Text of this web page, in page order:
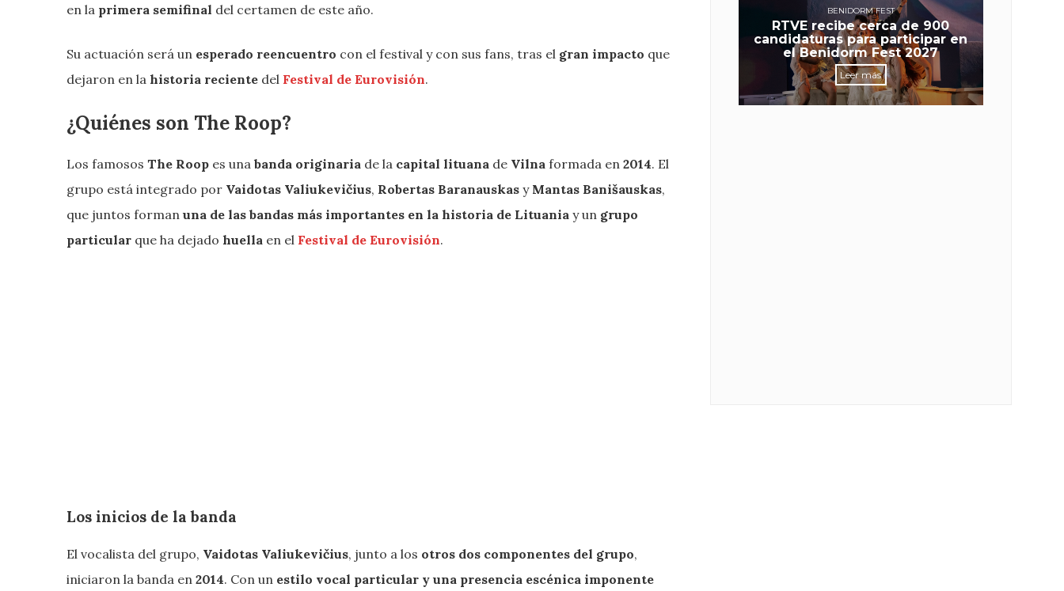
en la primera semifinal del certamen de este año.
Su actuación será un esperado reencuentro con el festival y con sus fans, tras el gran impacto que
dejaron en la historia reciente del Festival de Eurovisión.
¿Quiénes son The Roop?
Los famosos The Roop es una banda originaria de la capital lituana de Vilna formada en 2014. El
grupo está integrado por Vaidotas Valiukevičius, Robertas Baranauskas y Mantas Banišauskas,
que juntos forman una de las bandas más importantes en la historia de Lituania y un grupo
particular que ha dejado huella en el Festival de Eurovisión.
Los inicios de la banda
El vocalista del grupo, Vaidotas Valiukevičius, junto a los otros dos componentes del grupo,
iniciaron la banda en 2014. Con un estilo vocal particular y una presencia escénica imponente
BENIDORM FEST
RTVE recibe cerca de 900
candidaturas para participar en
el Benidorm Fest 2027
Leer más